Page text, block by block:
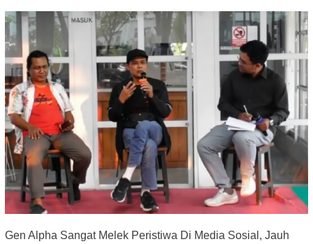
Gen Alpha Sangat Melek Peristiwa Di Media Sosial, Jauh